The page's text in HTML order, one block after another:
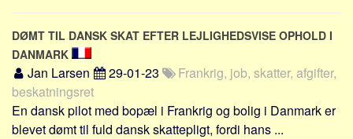
DØMT TIL DANSK SKAT EFTER LEJLIGHEDSVISE OPHOLD I
DANMARK
Jan Larsen 29-01-23
Frankrig, job, skatter, afgifter,
beskatningsret
En dansk pilot med bopæl i Frankrig og bolig i Danmark er
blevet dømt til fuld dansk skattepligt, fordi hans ...